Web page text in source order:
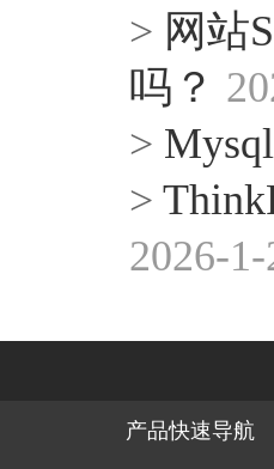
> 网站
吗？
>
>
2026-
产品快速导航